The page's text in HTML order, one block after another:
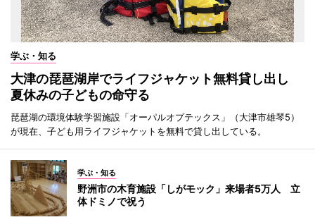
学ぶ・知る
大津の琵琶湖岸でライフジャケット無料貸し出し
夏休みの子どもの命守る
琵琶湖の環境体験学習施設「オーパルオプテックス」（大津市雄琴5）
が現在、子ども用ライフジャケットを無料で貸し出している。
学ぶ・知る
野洲市の木育施設「しがモック」来場者5万人 立
体ドミノで祝う